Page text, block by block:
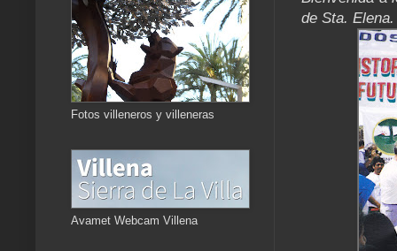
de Sta.
Fotos villeneros y villeneras
Avamet Webcam Villena